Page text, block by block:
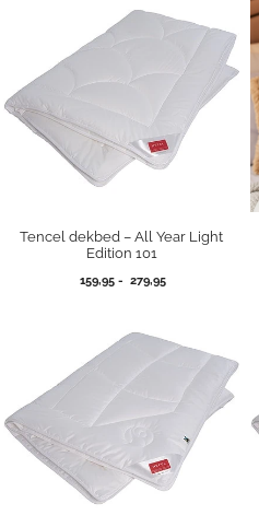
Tencel dekbed – All Year Light
Edition 101
159,95 - 279,95Prijsklasse: